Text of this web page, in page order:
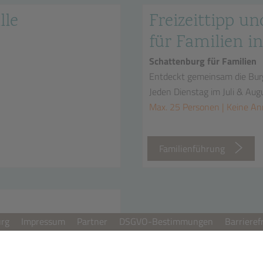
Freizeittipp
für Familien
Schattenburg für Familien
Entdeckt gemeinsam die
Jeden Dienstag im Juli &
Max. 25 Personen | Keine A
Familienführung
Impressum Partner DSGVO-Bestimmungen